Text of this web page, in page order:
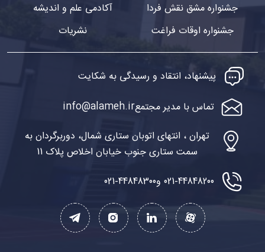
جشنواره مشق نقش فردا
جشنواره اوقات فراغت
آکادمی علم و اندیشه
نشریات
پیشنهاد، انتقاد و رسیدگی به شکایت
تماس با مدیر مجتمعinfo@alameh.ir
تهران ، انتهای اتوبان ستاری شمال، دوربرگردان به
سمت ستاری جنوب خیابان اخلاص پلاک 11
021-44848200 و 021-44848300